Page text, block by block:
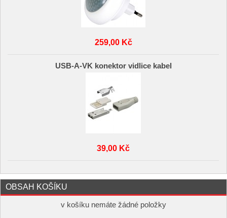
259,00 Kč
USB-A-VK konektor vidlice kabel
39,00 Kč
OBSAH KOŠÍKU
v košíku nemáte žádné položky